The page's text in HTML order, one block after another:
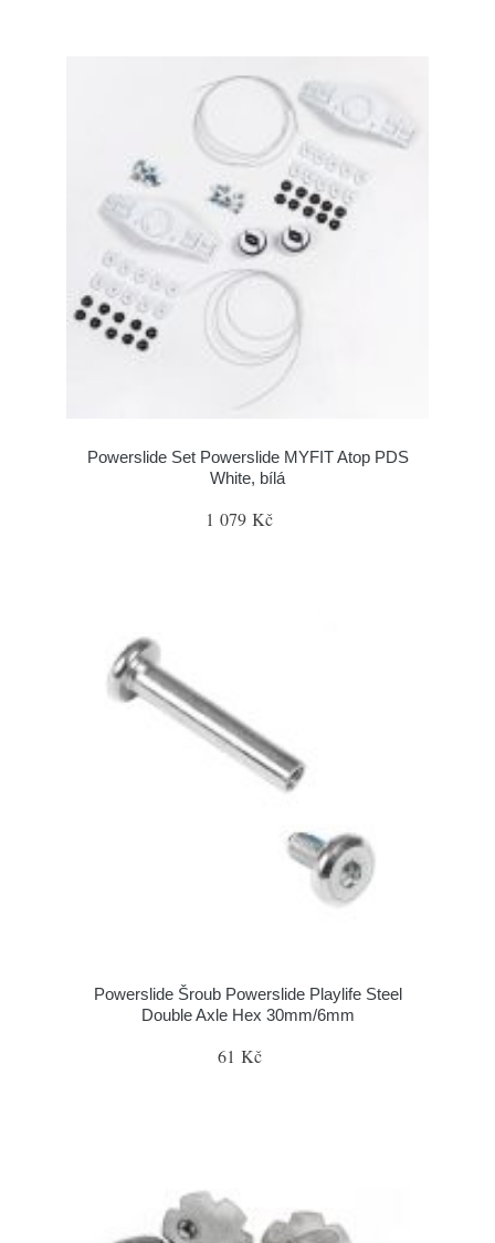
Powerslide Set Powerslide MYFIT Atop PDS
White, bílá
1 079 Kč
Powerslide Šroub Powerslide Playlife Steel
Double Axle Hex 30mm/6mm
61 Kč